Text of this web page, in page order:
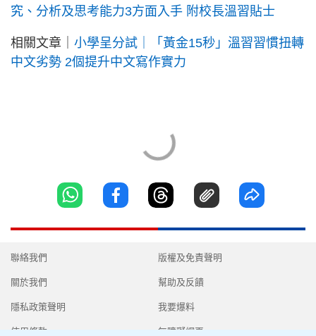
究、分析及思考能力3方面入手 附校長溫習貼士
相關文章｜ 小學呈分試｜「黃金15秒」溫習習慣扭轉
中文劣勢 2個提升中文寫作實力
聯絡我們
關於我們
隱私政策聲明
使用條款
版權及免責聲明
幫助及反饋
我要爆料
無障礙網頁